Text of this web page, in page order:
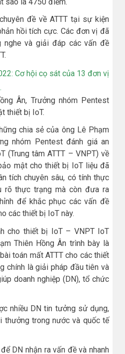
đề về ATTT tại sự kiện
hồi tích cực. Các đơn vị đã
nghe và giải đáp các vấn đề
Ân, Trưởng nhóm Pentest
thiết bị IoT.
chia sẻ của ông Lê Phạm
nhóm Pentest đánh giá an
(Trung tâm ATTT – VNPT) về
mật cho thiết bị IoT liệu đã
tích chuyên sâu, có tính thực
rõ thực trạng mà còn đưa ra
để khắc phục các vấn đề
các thiết bị IoT này.
cho thiết bị IoT – VNPT IoT
Thiên Hồng Ân trình bày là
toán mất ATTT cho các thiết
chính là giải pháp đầu tiên và
doanh nghiệp (DN), tổ chức
nhiều DN tin tưởng sử dụng,
thưởng trong nước và quốc tế
DN nhận ra vấn đề và nhanh